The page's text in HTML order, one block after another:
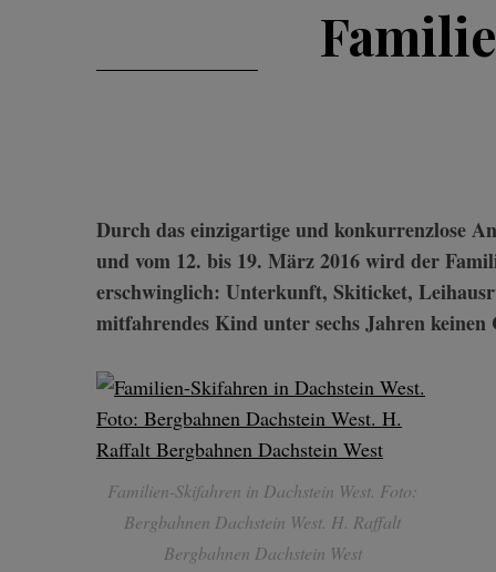
Durch das einzigartige und konkurrenzlose Angebot „Kinder-Skigaudi“ vom 9. bis 16. Januar 2016
und vom 12. bis 19. März 2016 wird der
erschwinglich: Unterkunft, Skiticket,
mitfahrendes Kind unter sechs Jahren keinen
Familien-Skifahren in Dachstein West. Foto:
Bergbahnen Dachstein West. H. Raffalt
Bergbahnen Dachstein West